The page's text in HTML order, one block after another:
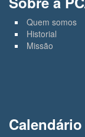
Quem somos
Historial
Missão